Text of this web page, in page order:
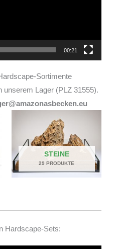
00:21
Sortimente
unserem Lager (PLZ 31555).
STEINE
29 PRODUKTE
Hardscape-Sets: